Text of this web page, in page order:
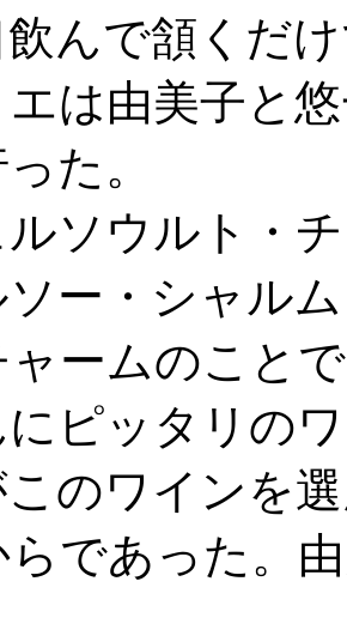
んで頷くだ
は由美子と
た。
ソウルト・
ー・シャル
ャームのこと
ピッタリの
のワインを
であった。